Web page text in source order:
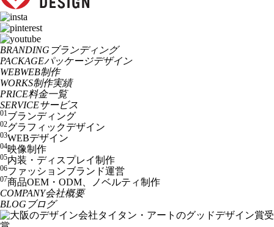
BRANDING ブランディング
PACKAGEパッケージデザイン
WEBWEB制作
WORKS制作実績
PRICE料金一覧
SERVICEサービス
01ブランディング
02グラフィックデザイン
03WEBデザイン
04映像制作
05内装・ディスプレイ制作
06ファッションブランド運営
07商品OEM・ODM、ノベルティ制作
COMPANY会社概要
BLOG ブログ